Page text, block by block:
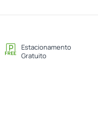
Estacionamento
Gratuito